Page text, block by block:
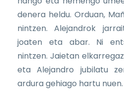
denera heldu. Orduan,
nintzen. Alejandrok
joaten eta abar. Ni
nintzen. Jaietan
eta Alejandro jubilatu
ardura gehiago hartu nuen.